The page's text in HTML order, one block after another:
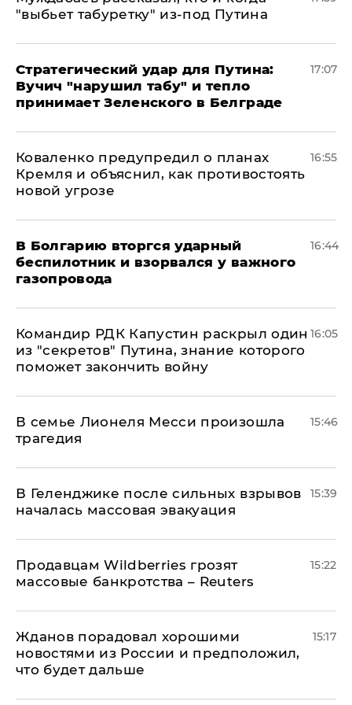
"выбьет табуретку" из-под Путина
Стратегический удар для Путина:
Вучич "нарушил табу" и тепло
принимает Зеленского в Белграде
17:07
Коваленко предупредил о планах
Кремля и объяснил, как противостоять
новой угрозе
16:55
В Болгарию вторгся ударный
беспилотник и взорвался у важного
газопровода
16:44
Командир РДК Капустин раскрыл один
из "секретов" Путина, знание которого
поможет закончить войну
16:05
В семье Лионеля Месси произошла
трагедия
15:46
В Геленджике после сильных взрывов
началась массовая эвакуация
15:39
Продавцам Wildberries грозят
массовые банкротства – Reuters
15:22
Жданов порадовал хорошими
новостями из России и предположил,
что будет дальше
15:17